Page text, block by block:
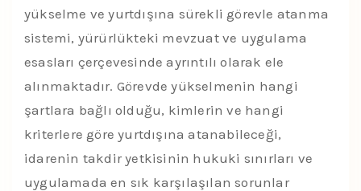
yükselme ve yurtdışına sürekli görevle atanma
sistemi, yürürlükteki mevzuat ve uygulama
esasları çerçevesinde ayrıntılı olarak ele
alınmaktadır. Görevde yükselmenin hangi
şartlara bağlı olduğu, kimlerin ve hangi
kriterlere göre yurtdışına atanabileceği,
idarenin takdir yetkisinin hukuki sınırları ve
uygulamada en sık karşılaşılan sorunlar